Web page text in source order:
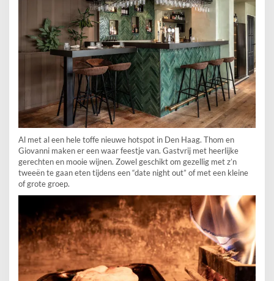
Al met al een hele toffe nieuwe hotspot in Den Haag. Thom en
Giovanni maken er een waar feestje van. Gastvrij met heerlijke
gerechten en mooie wijnen. Zowel geschikt om gezellig met z’n
tweeën te gaan eten tijdens een “date night out” of met een kleine
of grote groep.